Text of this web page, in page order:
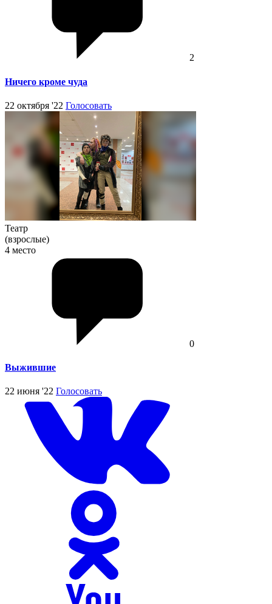
2
Ничего кроме чуда
22 октября '22 Голосовать
Театр
(взрослые)
4 место
0
Выжившие
22 июня '22 Голосовать